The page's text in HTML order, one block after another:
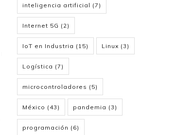
inteligencia artificial (7)
Internet 5G (2)
IoT en Industria (15) Linux (3)
Logística (7)
microcontroladores (5)
México (43) pandemia (3)
programación (6)